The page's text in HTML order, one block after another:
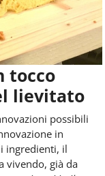
tocco
lievitato
possibili
in
ingredienti, il
vivendo, già da